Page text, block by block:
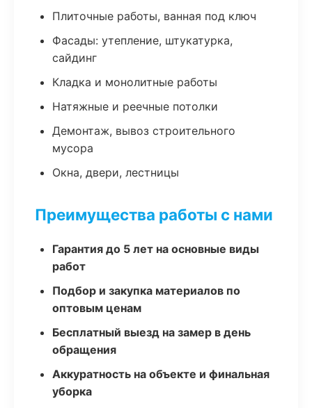
Плиточные работы, ванная под ключ
Фасады: утепление, штукатурка,
сайдинг
Кладка и монолитные работы
Натяжные и реечные потолки
Демонтаж, вывоз строительного
мусора
Окна, двери, лестницы
Преимущества работы с нами
Гарантия до 5 лет на основные виды
работ
Подбор и закупка материалов по
оптовым ценам
Бесплатный выезд на замер в день
обращения
Аккуратность на объекте и финальная
уборка